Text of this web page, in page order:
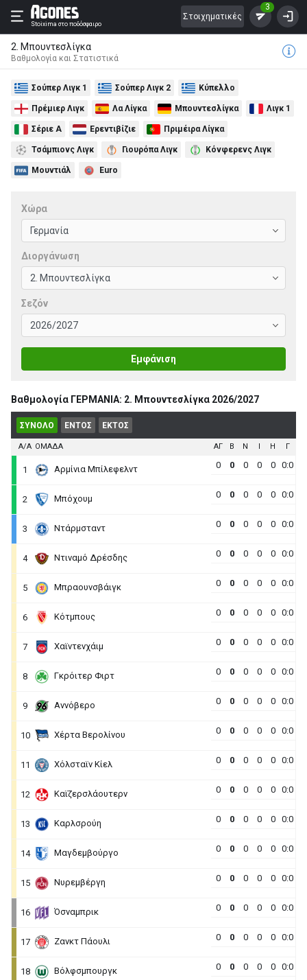
Stoixima στο ποδόσφαιρο
Στοιχηματικές
3
2. Μπουντεσλίγκα
Βαθμολογία και Στατιστικά
Σούπερ Λιγκ 1 Σούπερ Λιγκ 2 Κύπελλο
Πρέμιερ Λιγκ Λα Λίγκα Μπουντεσλίγκα Λιγκ 1
Σέριε Α Ερεντιβίζιε Πριμέιρα Λίγκα
Τσάμπιονς Λιγκ Γιουρόπα Λιγκ Κόνφερενς Λιγκ
Μουντιάλ Euro
Χώρα
Διοργάνωση
Σεζόν
Εμφάνιση
Βαθμολογία ΓΕΡΜΑΝΙΑ: 2. Μπουντεσλίγκα 2026/2027
ΣΥΝΟΛΟ ΕΝΤΟΣ ΕΚΤΟΣ
Α/Α ΟΜΑΔΑ ΑΓ B N I H Γ
1 Αρμίνια Μπίλεφελντ 0 0 0 0 0 0:0
2 Μπόχουμ 0 0 0 0 0 0:0
3 Ντάρμσταντ 0 0 0 0 0 0:0
4 Ντιναμό Δρέσδης 0 0 0 0 0 0:0
5 Μπραουνσβάιγκ 0 0 0 0 0 0:0
6 Κότμπους 0 0 0 0 0 0:0
7 Χαϊντενχάιμ 0 0 0 0 0 0:0
8 Γκρόιτερ Φιρτ 0 0 0 0 0 0:0
9 Αννόβερο 0 0 0 0 0 0:0
10 Χέρτα Βερολίνου 0 0 0 0 0 0:0
11 Χόλσταϊν Κίελ 0 0 0 0 0 0:0
12 Καϊζερσλάουτερν 0 0 0 0 0 0:0
13 Καρλσρούη 0 0 0 0 0 0:0
14 Μαγδεμβούργο 0 0 0 0 0 0:0
15 Νυρεμβέργη 0 0 0 0 0 0:0
16 Όσναμπρικ 0 0 0 0 0 0:0
17 Ζανκτ Πάουλι 0 0 0 0 0 0:0
18 Βόλφσμπουργκ 0 0 0 0 0 0:0